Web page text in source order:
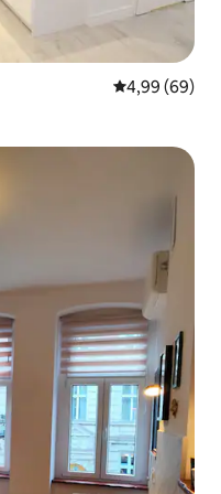
Gemiddelde
4,99 (69)